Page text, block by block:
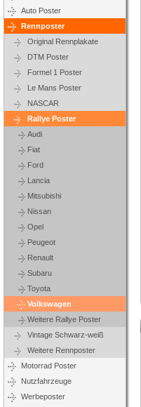
Auto Poster
Rennposter
Original Rennplakate
DTM Poster
Formel 1 Poster
Le Mans Poster
NASCAR
Rallye Poster
Audi
Fiat
Ford
Lancia
Mitsubishi
Nissan
Opel
Peugeot
Renault
Subaru
Toyota
Volkswagen
Weitere Rallye Poster
Vintage Schwarz-weiß
Weitere Rennposter
Motorrad Poster
Nutzfahrzeuge
Werbeposter